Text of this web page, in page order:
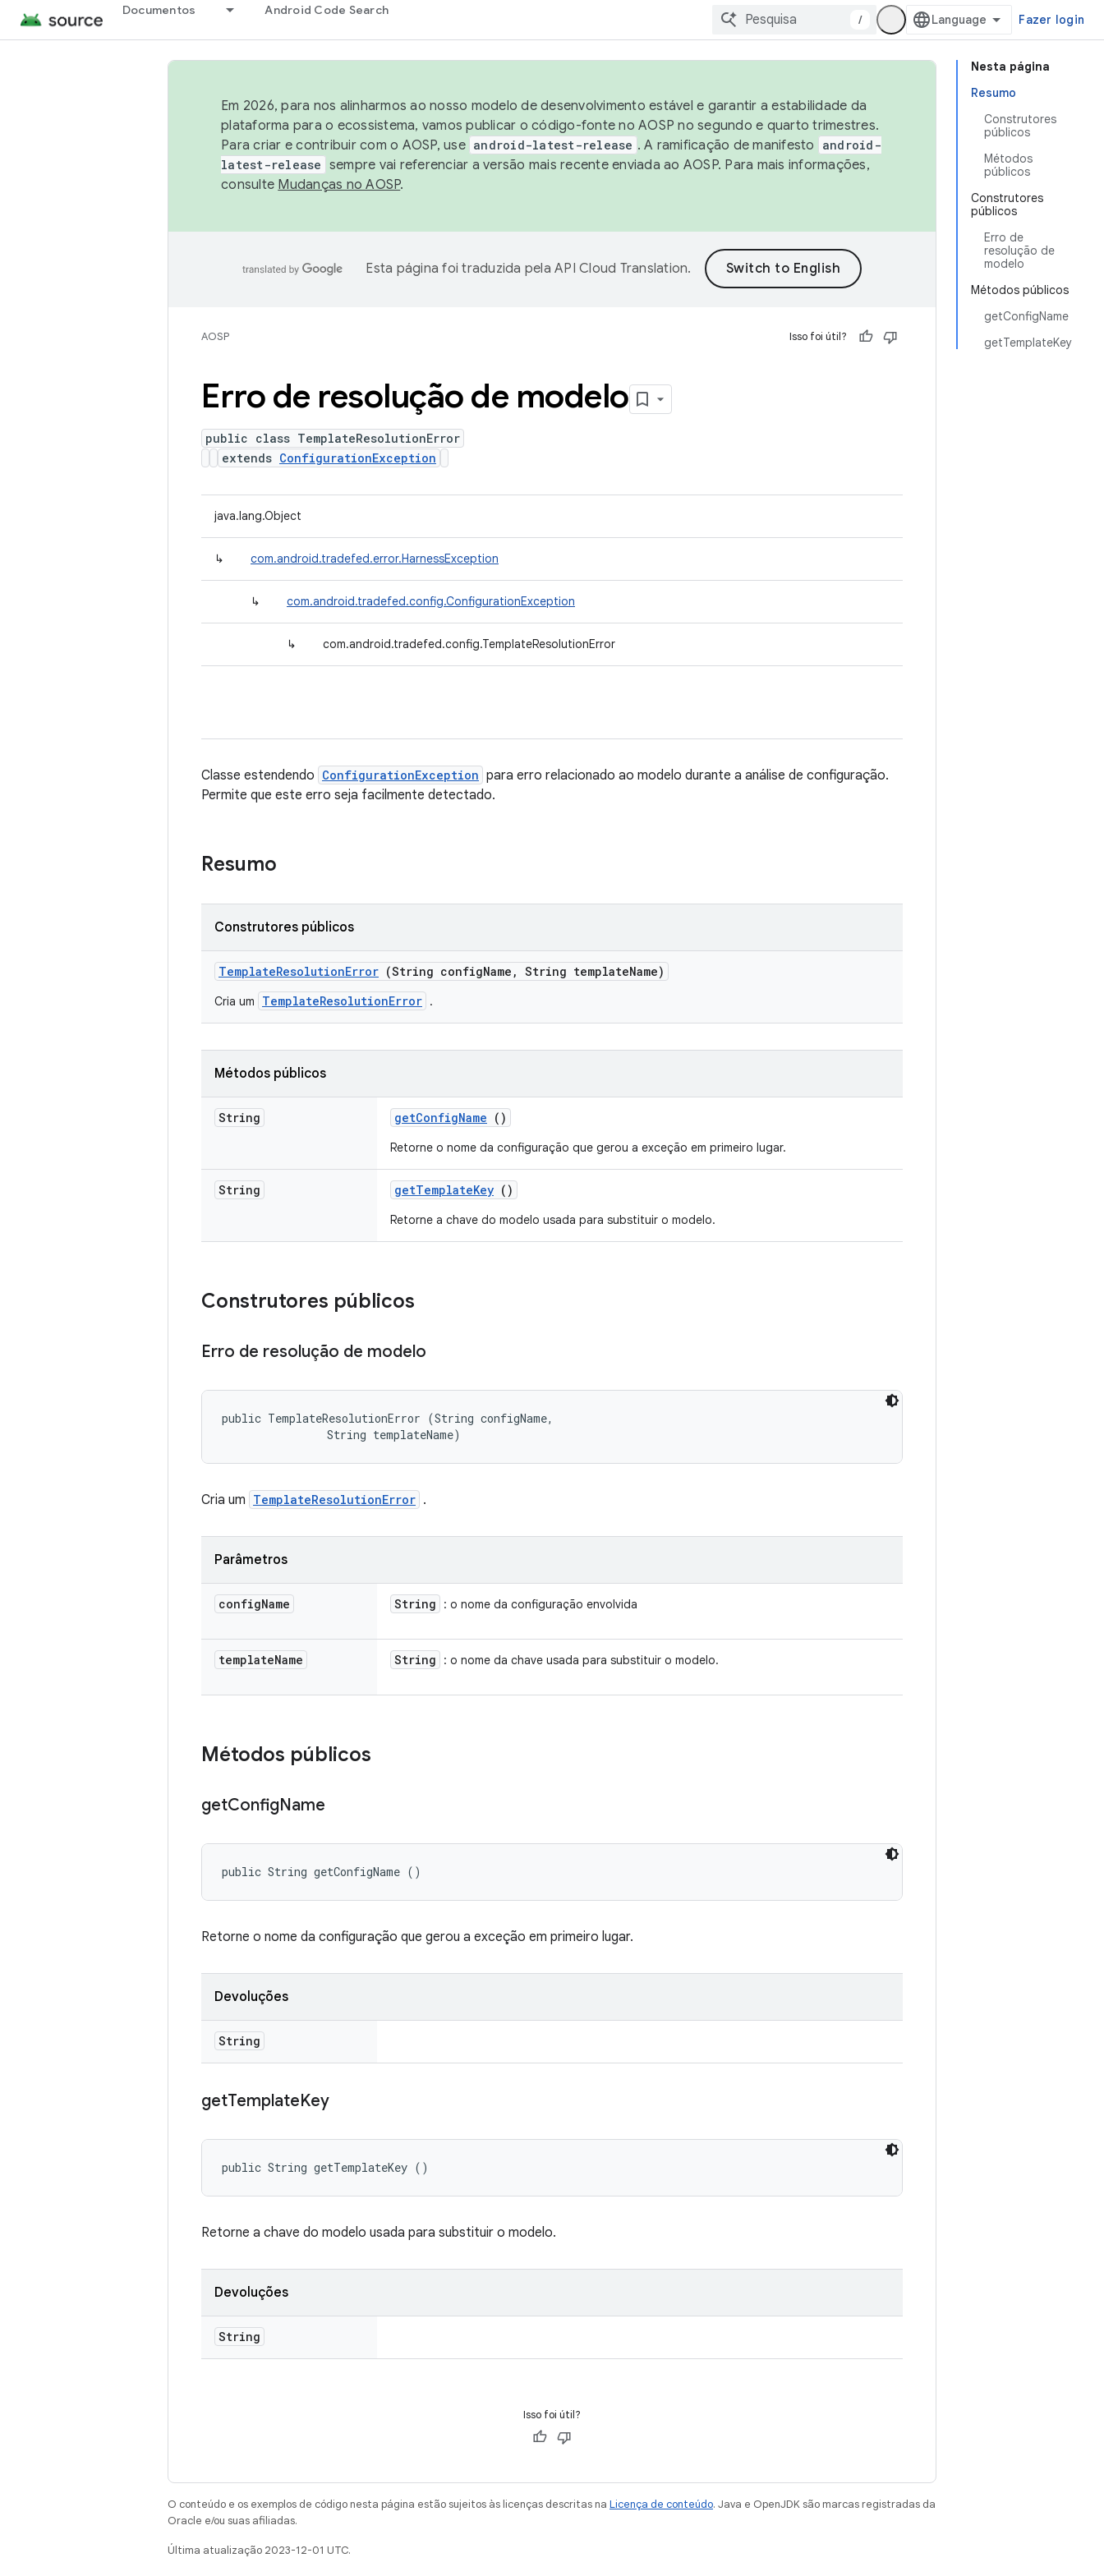
Documentos Android Code Search
/ Fazer login
Nesta página
Resumo
Construtores
públicos
Métodos
públicos
Construtores
públicos
Erro de
resolução de
modelo
Métodos públicos
getConfigName
getTemplateKey
Em 2026, para nos alinharmos ao nosso modelo de desenvolvimento estável e garantir a estabilidade da
plataforma para o ecossistema, vamos publicar o código-fonte no AOSP no segundo e quarto trimestres.
Para criar e contribuir com o AOSP, use android-latest-release . A ramificação de manifesto
android-
latest-release sempre vai referenciar a versão mais recente enviada ao AOSP. Para mais informações,
consulte Mudanças no AOSP.
Esta página foi traduzida pela API Cloud Translation.
AOSP Isso foi útil?
Erro de resolução de modelo
public class TemplateResolutionError
extends ConfigurationException
java.lang.Object
↳ com.android.tradefed.error.HarnessException
↳ com.android.tradefed.config.ConfigurationException
↳ com.android.tradefed.config.TemplateResolutionError
Classe estendendo ConfigurationException para erro relacionado ao modelo durante a análise de configuração.
Permite que este erro seja facilmente detectado.
Resumo
Construtores públicos
TemplateResolutionError (String configName , String templateName)
Cria um TemplateResolutionError .
Métodos públicos
String getConfigName ()
Retorne o nome da configuração que gerou a exceção em primeiro lugar.
String getTemplateKey ()
Retorne a chave do modelo usada para substituir o modelo.
Construtores públicos
Erro de resolução de modelo
public TemplateResolutionError (String configName,
                String templateName)
Cria um TemplateResolutionError .
Parâmetros
configName String : o nome da configuração envolvida
templateName String : o nome da chave usada para substituir o modelo.
Métodos públicos
getConfigName
public String getConfigName ()
Retorne o nome da configuração que gerou a exceção em primeiro lugar.
Devoluções
String
getTemplateKey
public String getTemplateKey ()
Retorne a chave do modelo usada para substituir o modelo.
Devoluções
String
Isso foi útil?
O conteúdo e os exemplos de código nesta página estão sujeitos às licenças descritas na Licença de conteúdo. Java e OpenJDK são marcas registradas da
Oracle e/ou suas afiliadas.
Última atualização 2023-12-01 UTC.